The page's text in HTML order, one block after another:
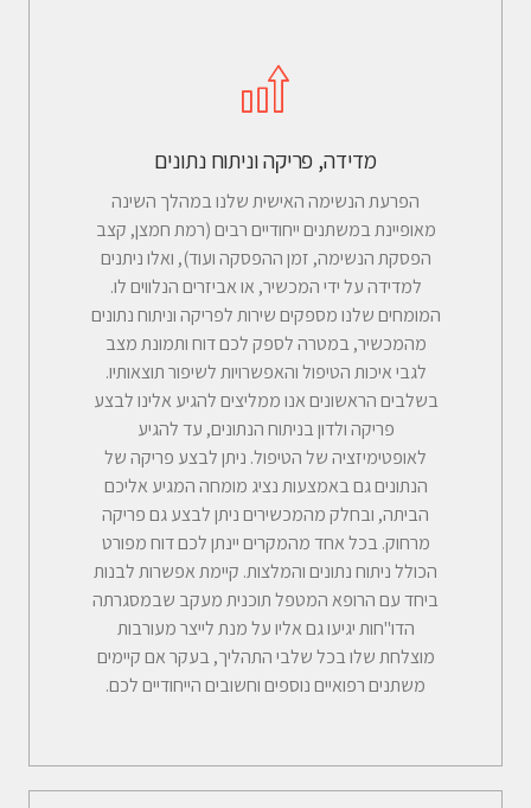
מדידה, פריקה וניתוח נתונים
הפרעת הנשימה האישית שלנו במהלך השינה
מאופיינת במשתנים ייחודיים רבים (רמת חמצן, קצב
הפסקת הנשימה, זמן ההפסקה ועוד), ואלו ניתנים
למדידה על ידי המכשיר, או אביזרים הנלווים לו.
המומחים שלנו מספקים שירות לפריקה וניתוח נתונים
מהמכשיר, במטרה לספק לכם דוח ותמונת מצב
לגבי איכות הטיפול והאפשרויות לשיפור תוצאותיו.
בשלבים הראשונים אנו ממליצים להגיע אלינו לבצע
פריקה ולדון בניתוח הנתונים, עד להגיע
לאופטימיזציה של הטיפול. ניתן לבצע פריקה של
הנתונים גם באמצעות נציג מומחה המגיע אליכם
הביתה, ובחלק מהמכשירים ניתן לבצע גם פריקה
מרחוק. בכל אחד מהמקרים יינתן לכם דוח מפורט
הכולל ניתוח נתונים והמלצות. קיימת אפשרות לבנות
ביחד עם הרופא המטפל תוכנית מעקב שבמסגרתה
הדו"חות יגיעו גם אליו על מנת לייצר מעורבות
מוצלחת שלו בכל שלבי התהליך, בעקר אם קיימים
משתנים רפואיים נוספים וחשובים הייחודיים לכם.